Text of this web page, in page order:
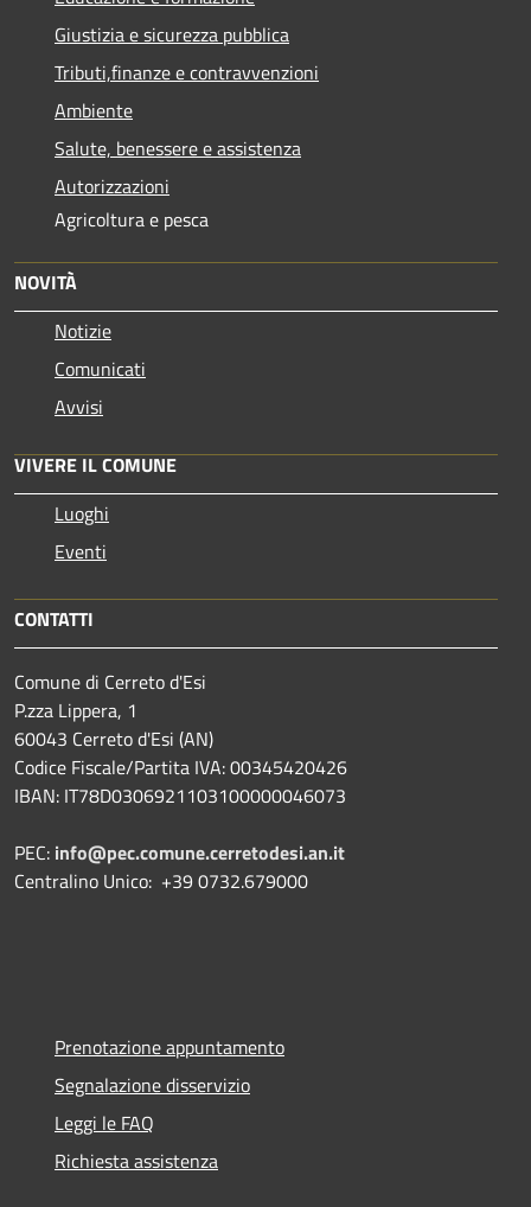
Giustizia e sicurezza pubblica
Tributi,finanze e contravvenzioni
Ambiente
Salute, benessere e assistenza
Autorizzazioni
Agricoltura e pesca
NOVITÀ
Notizie
Comunicati
Avvisi
VIVERE IL COMUNE
Luoghi
Eventi
CONTATTI
Comune di Cerreto d'Esi
P.zza Lippera, 1
60043 Cerreto d'Esi (AN)
Codice Fiscale/Partita IVA: 00345420426
IBAN: IT78D0306921103100000046073
PEC: info@pec.comune.cerretodesi.an.it
Centralino Unico: +39 0732.679000
Prenotazione appuntamento
Segnalazione disservizio
Leggi le FAQ
Richiesta assistenza